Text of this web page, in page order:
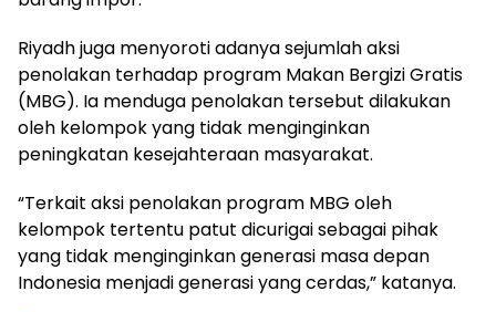
Riyadh juga menyoroti adanya sejumlah aksi
penolakan terhadap program Makan Bergizi Gratis
(MBG). Ia menduga penolakan tersebut dilakukan
oleh kelompok yang tidak menginginkan
peningkatan kesejahteraan masyarakat.
“Terkait aksi penolakan program MBG oleh
kelompok tertentu patut dicurigai sebagai pihak
yang tidak menginginkan generasi masa depan
Indonesia menjadi generasi yang cerdas,” katanya.